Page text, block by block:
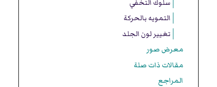
سلوك التخفي
التمويه بالحركة
تغيير لون الجلد
معرض صور
مقالات ذات صلة
المراجع